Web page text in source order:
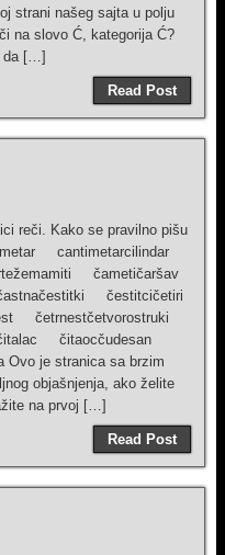
strani našeg sajta u polju
na slovo Ć, kategorija Ć?
da […]
Read Post
reči. Kako se pravilno pišu
cantimetarcilindar
čametičaršav
čestitcičetiri
četrnestčetvorostruki
čitaocčudesan
je stranica sa brzim
objašnjenja, ako želite
na prvoj […]
Read Post